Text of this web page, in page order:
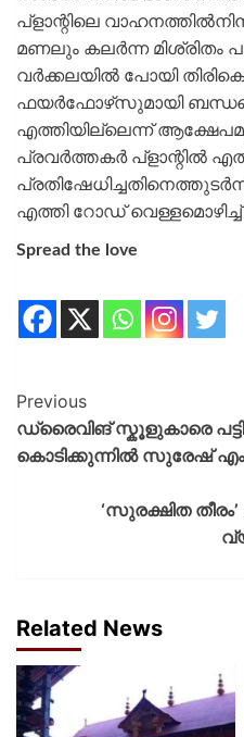
പ്ളാന്റിലെ
മണലും കലർന്ന മിശ്രിതം
വർക്കലയിൽ പോയി
ഫയർഫോഴ്‌സുമായി
എത്തിയില്ലെന്ന്
പ്രവർത്തകർ പ്ളാന്റിൽ
എത്തി റോഡ്
Spread the love
Previous
ഡ്രൈവിങ് സ്കൂളുകാരെ
കൊടിക്കുന്നിൽ സുരേഷ്
‘സുരക്ഷിത
Related News